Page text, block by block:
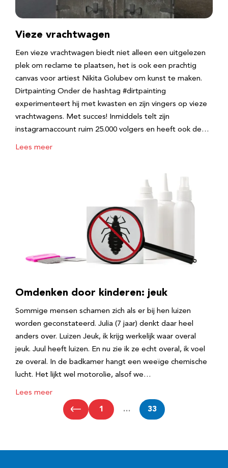
Vieze vrachtwagen
Een vieze vrachtwagen biedt niet alleen een uitgelezen
plek om reclame te plaatsen, het is ook een prachtig
canvas voor artiest Nikita Golubev om kunst te maken.
Dirtpainting Onder de hashtag #dirtpainting
experimenteert hij met kwasten en zijn vingers op vieze
vrachtwagens. Met succes! Inmiddels telt zijn
instagramaccount ruim 25.000 volgers en heeft ook de…
Lees meer
Omdenken door kinderen: jeuk
Sommige mensen schamen zich als er bij hen luizen
worden geconstateerd. Julia (7 jaar) denkt daar heel
anders over. Luizen Jeuk, ik krijg werkelijk waar overal
jeuk. Juul heeft luizen. En nu zie ik ze echt overal, ik voel
ze overal. In de badkamer hangt een weeïge chemische
lucht. Het lijkt wel motorolie, alsof we…
Lees meer
1 … 33